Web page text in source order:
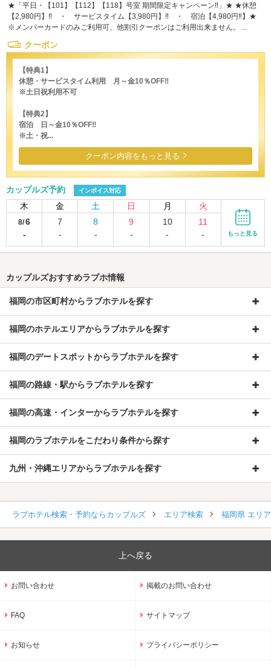
★「平日・【101】【112】【118】号室 期間限定キャンペーン‼」★ ★休憩
【2,980円】‼ ・ サービスタイム【3,980円】‼ ・ 宿泊【4,980円‼】★
※メンバーカードのみご利用可、他割引クーポンはご利用出来ません。 ...
クーポン
【特典1】
休憩・サービスタイム利用 月～金10％OFF‼
※土日祝利用不可
【特典2】
宿泊 日～金10％OFF‼
※土・祝...
クーポン内容をもっと見る
カップルズ予約 インボイス対応
木 金 土 日 月 火
8/6
-
7
-
8
-
9
-
10
-
11
-
もっと見る
カップルズおすすめラブホ情報
福岡の市区町村からラブホテルを探す
福岡のホテルエリアからラブホテルを探す
福岡のデートスポットからラブホテルを探す
福岡の路線・駅からラブホテルを探す
福岡の高速・インターからラブホテルを探す
福岡のラブホテルをこだわり条件から探す
九州・沖縄エリアからラブホテルを探す
ラブホテル検索・予約ならカップルズ エリア検索 福岡県 エリ
上へ戻る
お問い合わせ 掲載のお問い合わせ
FAQ サイトマップ
お知らせ プライバシーポリシー